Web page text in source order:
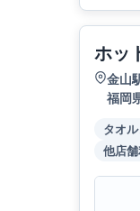
ホッ
金山
福岡
タオ
他店